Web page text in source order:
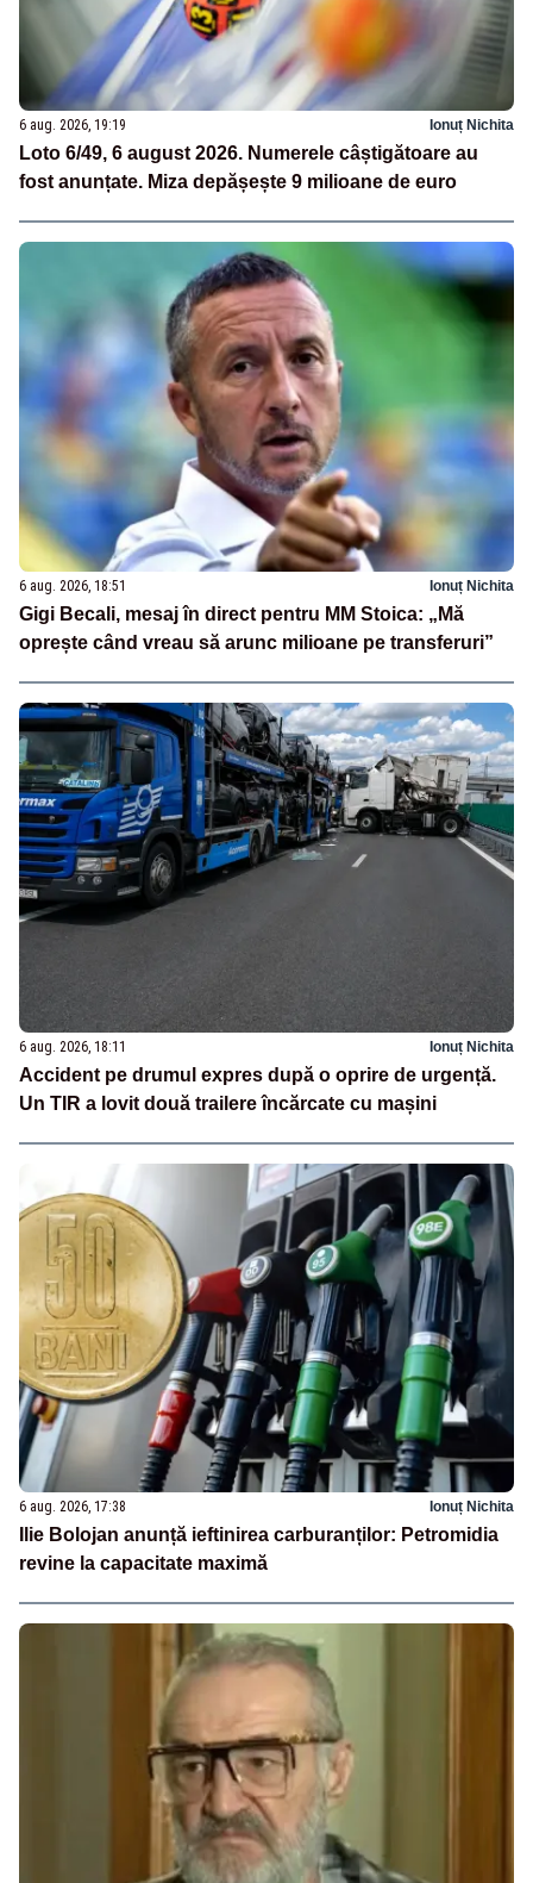
6 aug. 2026, 19:19 Ionuț Nichita
Loto 6/49, 6 august 2026. Numerele câștigătoare au
fost anunțate. Miza depășește 9 milioane de euro
6 aug. 2026, 18:51 Ionuț Nichita
Gigi Becali, mesaj în direct pentru MM Stoica: „Mă
oprește când vreau să arunc milioane pe transferuri”
6 aug. 2026, 18:11 Ionuț Nichita
Accident pe drumul expres după o oprire de urgență.
Un TIR a lovit două trailere încărcate cu mașini
6 aug. 2026, 17:38 Ionuț Nichita
Ilie Bolojan anunță ieftinirea carburanților: Petromidia
revine la capacitate maximă